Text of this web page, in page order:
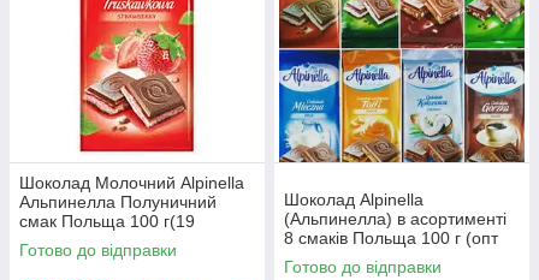
Шоколад Молочний Alpinella
Альпинелла Полуничний
смак Польща 100 г(19
шт/1уп)
Готово до відправки
Шоколад Alpinella
(Альпинелла) в асортименті
8 смаків Польща 100 г (опт
24 шт)
Готово до відправки